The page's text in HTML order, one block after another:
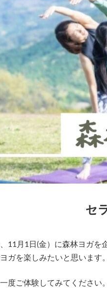
セ
11月1日(金）に森林ヨガを
ガを楽しみたいと思います。
度ご体験してみてください。